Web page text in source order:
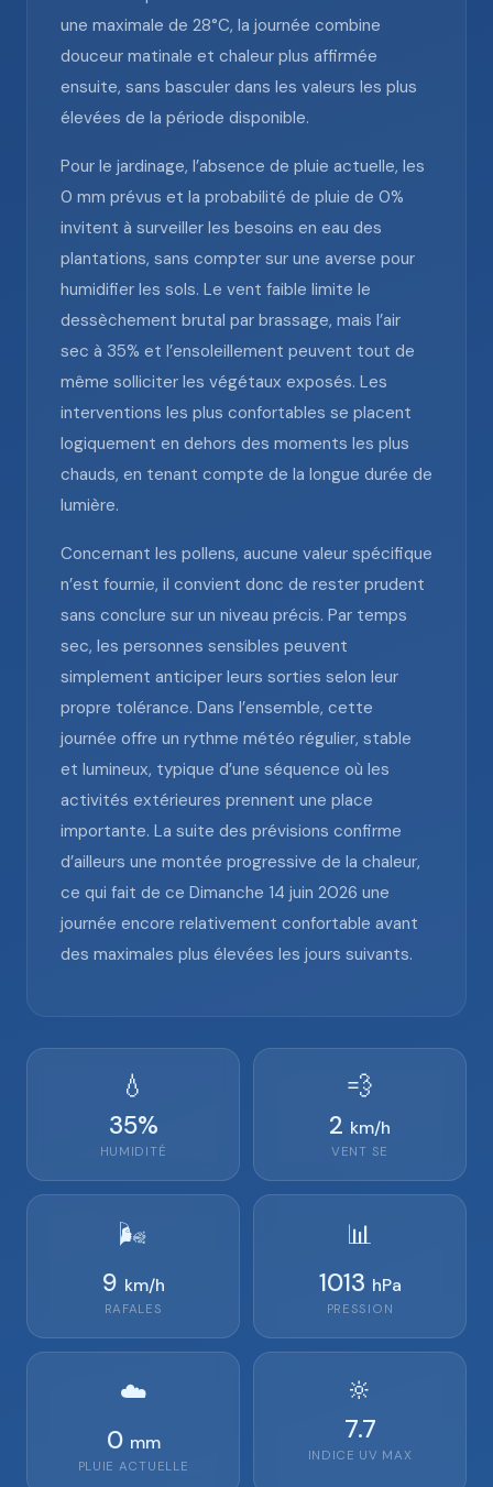
une maximale de 28°C, la journée combine
douceur matinale et chaleur plus affirmée
ensuite, sans basculer dans les valeurs les plus
élevées de la période disponible.
Pour le jardinage, l’absence de pluie actuelle, les
0 mm prévus et la probabilité de pluie de 0%
invitent à surveiller les besoins en eau des
plantations, sans compter sur une averse pour
humidifier les sols. Le vent faible limite le
dessèchement brutal par brassage, mais l’air
sec à 35% et l’ensoleillement peuvent tout de
même solliciter les végétaux exposés. Les
interventions les plus confortables se placent
logiquement en dehors des moments les plus
chauds, en tenant compte de la longue durée de
lumière.
Concernant les pollens, aucune valeur spécifique
n’est fournie, il convient donc de rester prudent
sans conclure sur un niveau précis. Par temps
sec, les personnes sensibles peuvent
simplement anticiper leurs sorties selon leur
propre tolérance. Dans l’ensemble, cette
journée offre un rythme météo régulier, stable
et lumineux, typique d’une séquence où les
activités extérieures prennent une place
importante. La suite des prévisions confirme
d’ailleurs une montée progressive de la chaleur,
ce qui fait de ce Dimanche 14 juin 2026 une
journée encore relativement confortable avant
des maximales plus élevées les jours suivants.
💧
35%
HUMIDITÉ
💨
2 km/h
VENT SE
🌬️
9 km/h
RAFALES
📊
1013 hPa
PRESSION
☁️
0 mm
PLUIE ACTUELLE
🔆
7.7
INDICE UV MAX